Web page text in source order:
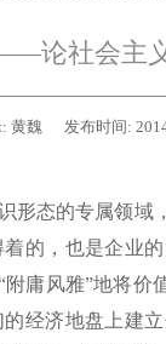
论社会主
黄魏 发布时间:
态的专属领域
的，也是企业
庸风雅”地将
经济地盘上建